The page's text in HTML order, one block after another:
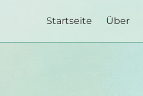
Startseite Über